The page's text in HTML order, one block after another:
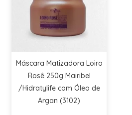
Máscara Matizadora Loiro
Rosê 250g Mairibel
/Hidratylife com Óleo de
Argan (3102)